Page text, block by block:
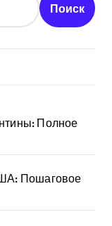
Поиск
Полное
Пошаговое